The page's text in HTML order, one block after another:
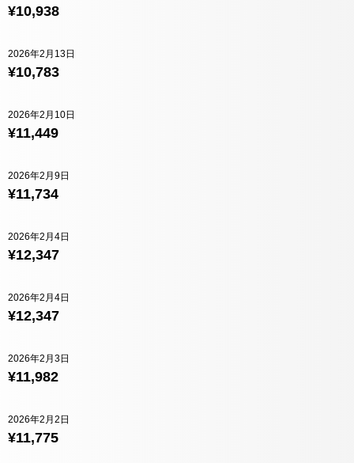
¥10,938
¥10,783
2026年2月13日
¥11,449
2026年2月10日
¥11,734
2026年2月9日
¥12,347
2026年2月4日
¥12,347
2026年2月4日
¥11,982
2026年2月3日
¥11,775
2026年2月2日